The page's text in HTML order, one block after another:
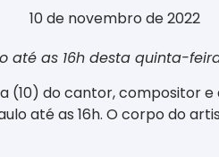
10 de novembro de 2022
até as 16h desta quinta-
do cantor, compositor
até as 16h. O corpo do